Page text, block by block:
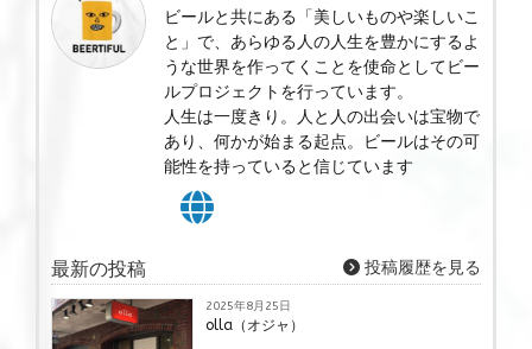
ビールと共にある「美しいものや楽しいこ
と」で、あらゆる人の人生を豊かにするよ
うな世界を作ってくことを使命としてビー
ルプロジェクトを行っています。
人生は一度きり。人と人の出会いは宝物で
あり、何かが始まる起点。ビールはその可
能性を持っていると信じています
最新の投稿 投稿履歴を見る
2025年8月25日
olla（オジャ）